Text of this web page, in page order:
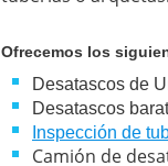
Ofrecemos los
Desatascos de
Desatascos
Inspección de
Camión de